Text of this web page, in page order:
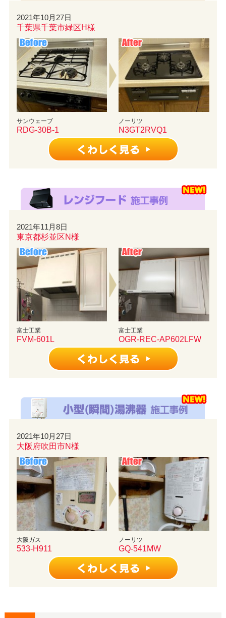
2021年10月27日
千葉県千葉市緑区H様
サンウェーブ
RDG-30B-1
ノーリツ
N3GT2RVQ1
2021年11月8日
東京都杉並区N様
富士工業
FVM-601L
富士工業
OGR-REC-AP602LFW
2021年10月27日
大阪府吹田市N様
大阪ガス
533-H911
ノーリツ
GQ-541MW